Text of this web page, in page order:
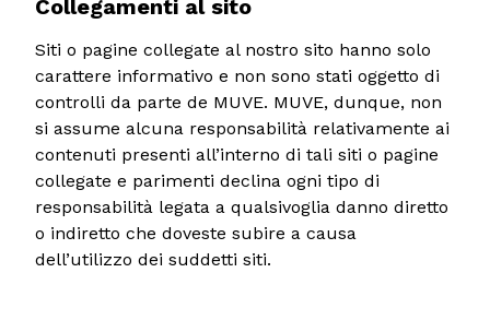
Collegamenti al sito
Siti o pagine collegate al nostro sito hanno solo
carattere informativo e non sono stati oggetto di
controlli da parte de MUVE. MUVE, dunque, non
si assume alcuna responsabilità relativamente ai
contenuti presenti all’interno di tali siti o pagine
collegate e parimenti declina ogni tipo di
responsabilità legata a qualsivoglia danno diretto
o indiretto che doveste subire a causa
dell’utilizzo dei suddetti siti.